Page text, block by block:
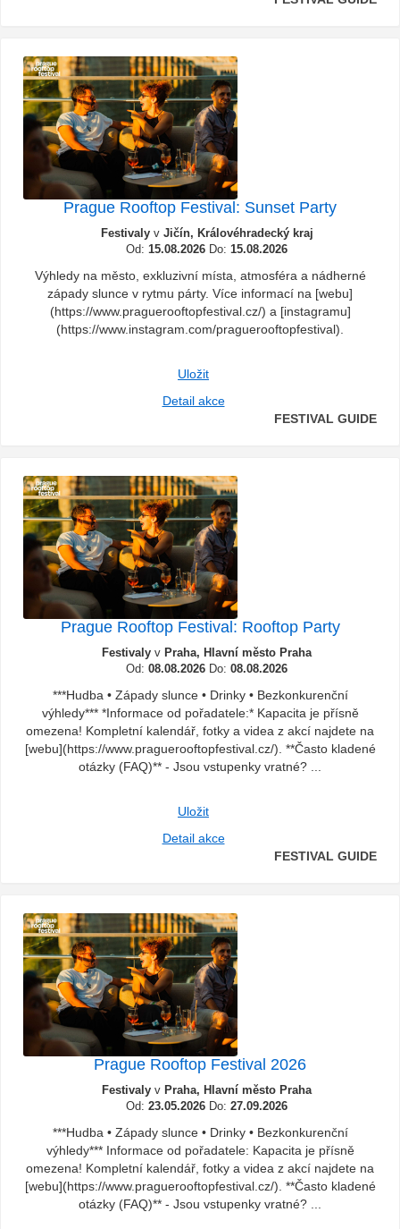
Prague Rooftop Festival: Sunset Party
Festivalyv Jičín, Královéhradecký kraj
Od: 15.08.2026 Do: 15.08.2026
Výhledy na město, exkluzivní místa, atmosféra a nádherné
západy slunce v rytmu párty. Více informací na [webu]
(https://www.praguerooftopfestival.cz/) a [instagramu]
(https://www.instagram.com/praguerooftopfestival).
Uložit
Detail akce
FESTIVAL GUIDE
Prague Rooftop Festival: Rooftop Party
Festivaly v Praha, Hlavní město Praha
Od: 08.08.2026 Do: 08.08.2026
***Hudba • Západy slunce • Drinky • Bezkonkurenční
výhledy*** *Informace od pořadatele:* Kapacita je přísně
omezena! Kompletní kalendář, fotky a videa z akcí najdete na
[webu](https://www.praguerooftopfestival.cz/). **Často kladené
otázky (FAQ)** - Jsou vstupenky vratné? ...
Uložit
Detail akce
FESTIVAL GUIDE
Prague Rooftop Festival 2026
Festivaly v Praha, Hlavní město Praha
Od: 23.05.2026 Do: 27.09.2026
***Hudba • Západy slunce • Drinky • Bezkonkurenční
výhledy*** Informace od pořadatele: Kapacita je přísně
omezena! Kompletní kalendář, fotky a videa z akcí najdete na
[webu](https://www.praguerooftopfestival.cz/). **Často kladené
otázky (FAQ)** - Jsou vstupenky vratné? ...